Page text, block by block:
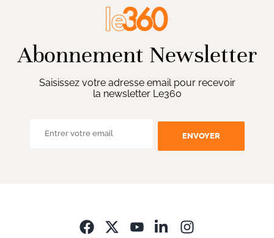
Abonnement Newsletter
Saisissez votre adresse email pour recevoir
la newsletter Le360
ENVOYER